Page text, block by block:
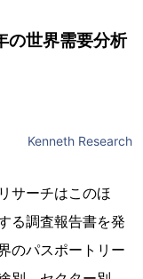
の世界需要分析
Kenneth Research
サーチはこのほ
る調査報告書を発
のパスポートリー